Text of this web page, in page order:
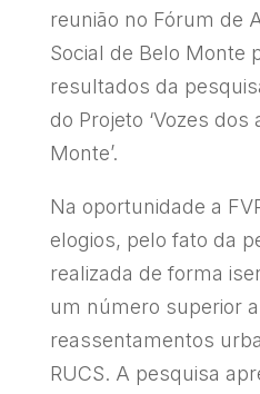
reunião no Fórum de
Social de Belo Monte
resultados da
do Projeto ‘Vozes
Monte’.
Na oportunidade a
elogios, pelo fato da
realizada de forma
um número superior
reassentamentos
RUCS. A pesquisa